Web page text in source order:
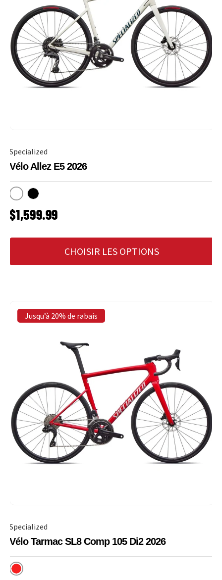
Specialized
Vélo Allez E5 2026
Dune White
Obsidian
PRIX HABITUEL
$1,599.99
CHOISIR LES OPTIONS
Jusqu’à 20% de rabais
Specialized
Vélo Tarmac SL8 Comp 105 Di2 2026
Rouge